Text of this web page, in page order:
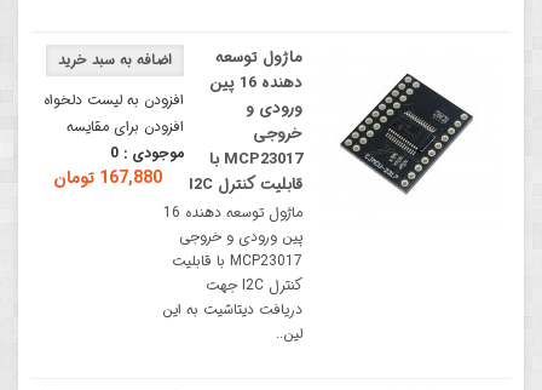
افزودن به لیست دلخواه
افزودن برای مقایسه
موجودی : 0
167,880 تومان
ماژول توسعه
دهنده 16 پین
ورودی و
خروجی
MCP23017 با
قابلیت کنترل I2C
ماژول توسعه دهنده 16
پین ورودی و خروجی
MCP23017 با قابلیت
کنترل I2C جهت
دریافت دیتاشیت به این
لین..